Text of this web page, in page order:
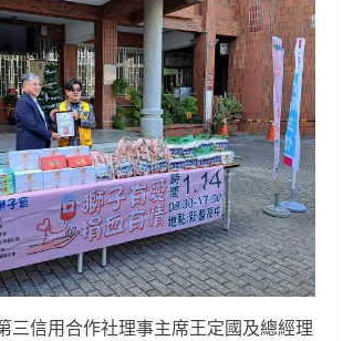
三信用合作社理事主席王定國及總經理